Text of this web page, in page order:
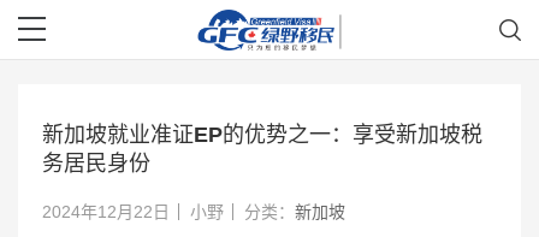
新加坡就业准证EP的优势之一：享受新加坡税
务居民身份
2024年12月22日 小野 分类： 新加坡